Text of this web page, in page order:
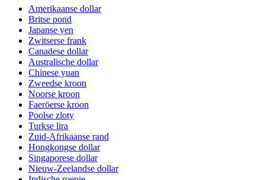
Amerikaanse dollar
Britse pond
Japanse yen
Zwitserse frank
Canadese dollar
Australische dollar
Chinese yuan
Zweedse kroon
Noorse kroon
Faeröerse kroon
Poolse zloty
Turkse lira
Zuid-Afrikaanse rand
Hongkongse dollar
Singaporese dollar
Nieuw-Zeelandse dollar